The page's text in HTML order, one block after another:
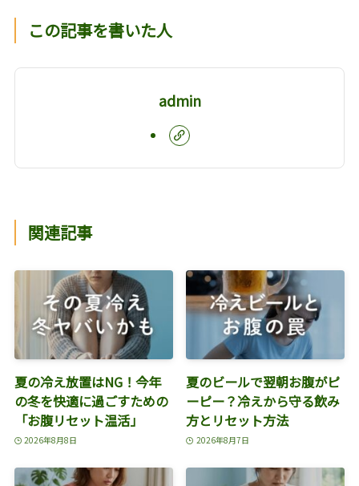
この記事を書いた人
admin
関連記事
夏の冷え放置はNG！今年
の冬を快適に過ごすための
「お腹リセット温活」
2026年8月8日
夏のビールで翌朝お腹がピ
ーピー？冷えから守る飲み
方とリセット方法
2026年8月7日